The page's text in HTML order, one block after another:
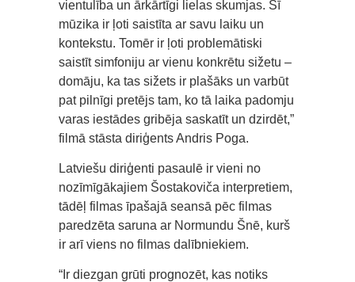
vientulība un ārkārtīgi lielas skumjas. Šī
mūzika ir ļoti saistīta ar savu laiku un
kontekstu. Tomēr ir ļoti problemātiski
saistīt simfoniju ar vienu konkrētu sižetu –
domāju, ka tas sižets ir plašāks un varbūt
pat pilnīgi pretējs tam, ko tā laika padomju
varas iestādes gribēja saskatīt un dzirdēt,”
filmā stāsta diriģents Andris Poga.
Latviešu diriģenti pasaulē ir vieni no
nozīmīgākajiem Šostakoviča interpretiem,
tādēļ filmas īpašajā seansā pēc filmas
paredzēta saruna ar Normundu Šnē, kurš
ir arī viens no filmas dalībniekiem.
“Ir diezgan grūti prognozēt, kas notiks